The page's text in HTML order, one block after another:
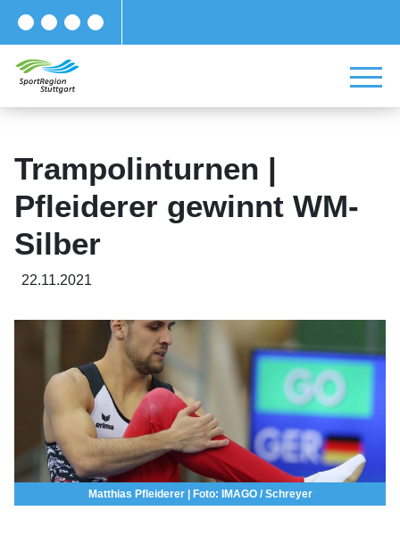
Trampolinturnen |
Pfleiderer gewinnt WM-
Silber
22.11.2021
Matthias Pfleiderer | Foto: IMAGO / Schreyer